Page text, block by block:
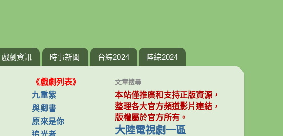
戲劇資訊 時事新聞 台綜2024 陸綜2024
《戲劇列表》
九重紫
與卿書
原來是你
文章搜尋
本站僅推廣和支持正版資源，
整理各大官方頻道影片連結，
版權屬於官方所有。
大陸電視劇一區